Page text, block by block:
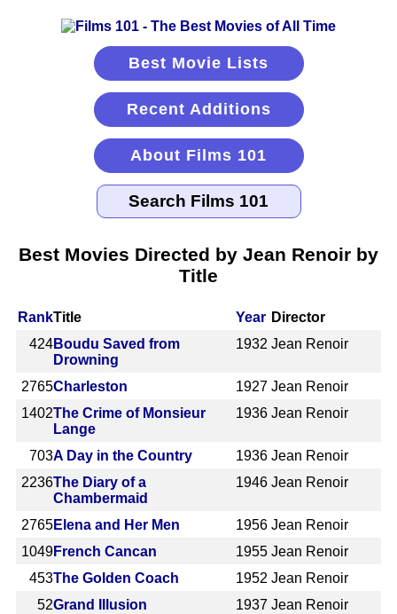
Best Movie Lists
Recent Additions
About Films 101
Best Movies Directed by Jean Renoir by
Title
RankTitle Year Director
424Boudu Saved from
Drowning
1932 Jean Renoir
2765Charleston 1927 Jean Renoir
1402The Crime of Monsieur
Lange
1936 Jean Renoir
703A Day in the Country 1936 Jean Renoir
2236The Diary of a
Chambermaid
1946 Jean Renoir
2765Elena and Her Men 1956 Jean Renoir
1049French Cancan 1955 Jean Renoir
453The Golden Coach 1952 Jean Renoir
52Grand Illusion 1937 Jean Renoir